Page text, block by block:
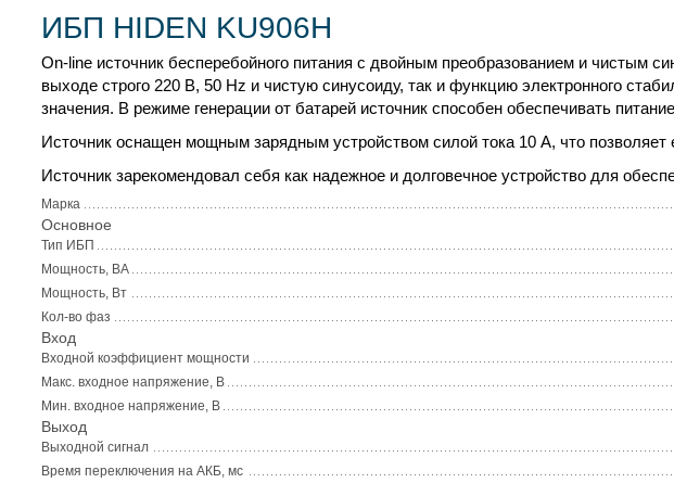
ИБП HIDEN KU906Н
On-line источник бесперебойного питания с двойным преобразованием и чистым
выходе строго 220 В, 50 Hz и чистую синусоиду, так и функцию электронного
значения. В режиме генерации от батарей источник способен обеспечивать
Источник оснащен мощным зарядным устройством силой тока 10 А, что
Источник зарекомендовал себя как надежное и долговечное устройство для
Марка
Основное
Тип ИБП
Мощность, ВА
Мощность, Вт
Кол-во фаз
Вход
Входной коэффициент мощности
Макс. входное напряжение, В
Мин. входное напряжение, В
Выход
Выходной сигнал
Время переключения на АКБ, мс